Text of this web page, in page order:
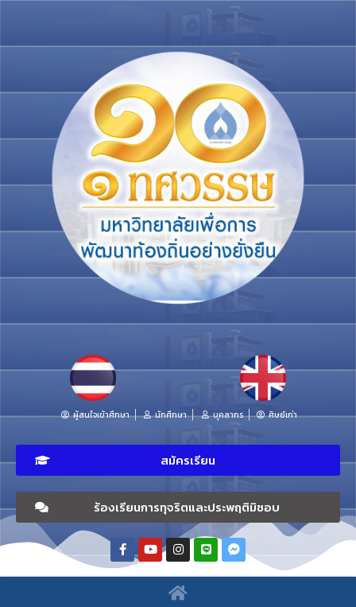
ผู้สนใจเข้าศึกษา นักศึกษา บุคลากร ศิษย์เก่า
สมัครเรียน
ร้องเรียนการทุจริตและประพฤติมิชอบ